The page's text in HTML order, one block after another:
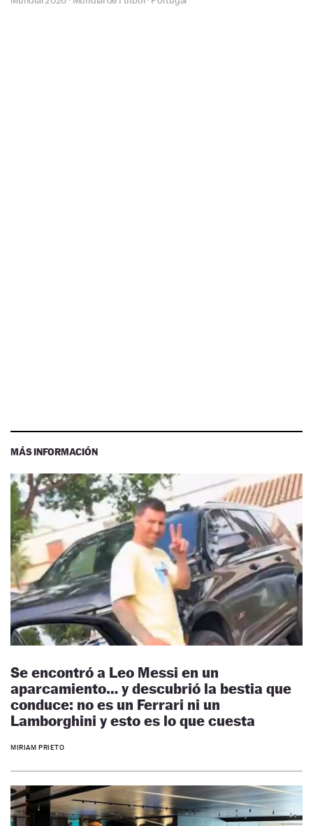
MÁS INFORMACIÓN
Se encontró a Leo Messi en un
aparcamiento… y descubrió la bestia que
conduce: no es un Ferrari ni un
Lamborghini y esto es lo que cuesta
MIRIAM PRIETO